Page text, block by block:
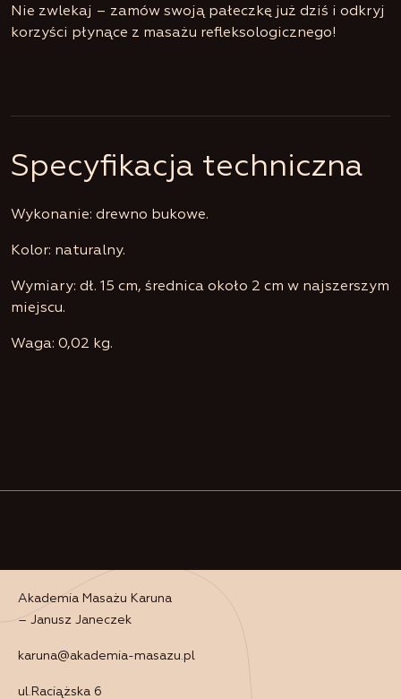
Nie zwlekaj – zamów swoją pałeczkę już dziś i odkryj
korzyści płynące z masażu refleksologicznego!
Specyfikacja techniczna
Wykonanie: drewno bukowe.
Kolor: naturalny.
Wymiary: dł. 15 cm, średnica około 2 cm w najszerszym
miejscu.
Waga: 0,02 kg.
Akademia Masażu Karuna
– Janusz Janeczek
karuna@akademia-masazu.pl
ul.Raciążska 6